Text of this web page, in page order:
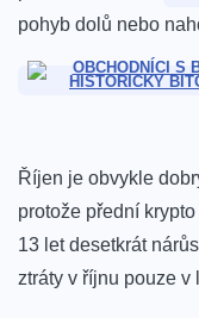
pohyb dolů nebo
Říjen je obvykle
protože přední
13 let desetkrát
ztráty v říjnu pouze v